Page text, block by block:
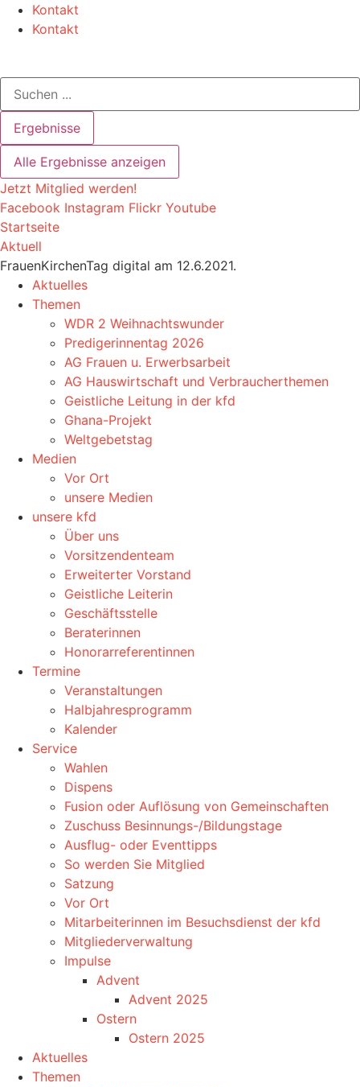
Zum
Inhalt
Kontakt
Kontakt
Search
Ergebnisse
Alle Ergebnisse anzeigen
Jetzt Mitglied werden!
Facebook Instagram Flickr Youtube
Startseite
Aktuell
FrauenKirchenTag digital am 12.6.2021.
Aktuelles
Themen
WDR 2 Weihnachtswunder
Predigerinnentag 2026
AG Frauen u. Erwerbsarbeit
AG Hauswirtschaft und Verbraucherthemen
Geistliche Leitung in der kfd
Ghana-Projekt
Weltgebetstag
Medien
Vor Ort
unsere Medien
unsere kfd
Über uns
Vorsitzendenteam
Erweiterter Vorstand
Geistliche Leiterin
Geschäftsstelle
Beraterinnen
Honorarreferentinnen
Termine
Veranstaltungen
Halbjahresprogramm
Kalender
Service
Wahlen
Dispens
Fusion oder Auflösung von Gemeinschaften
Zuschuss Besinnungs-/Bildungstage
Ausflug- oder Eventtipps
So werden Sie Mitglied
Satzung
Vor Ort
Mitarbeiterinnen im Besuchsdienst der kfd
Mitgliederverwaltung
Impulse
Advent
Advent 2025
Ostern
Ostern 2025
Aktuelles
Themen